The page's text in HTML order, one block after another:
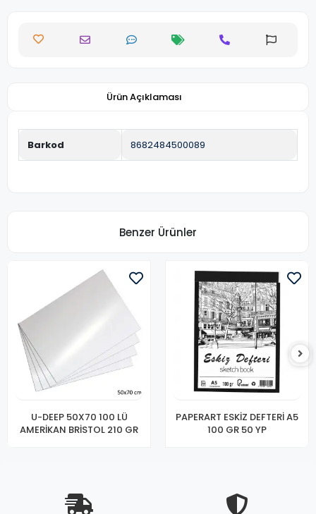
Ürün Açıklaması
Barkod 8682484500089
Benzer Ürünler
U-DEEP 50X70 100 LÜ
AMERİKAN BRİSTOL 210 GR
PAPERART ESKİZ DEFTERİ A5
100 GR 50 YP